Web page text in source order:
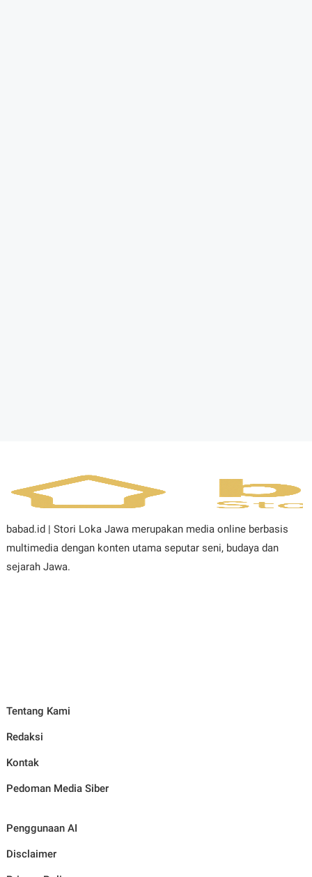
babad.id | Stori Loka Jawa merupakan media online berbasis
multimedia dengan konten utama seputar seni, budaya dan
sejarah Jawa.
Tentang Kami
Redaksi
Kontak
Pedoman Media Siber
Penggunaan AI
Disclaimer